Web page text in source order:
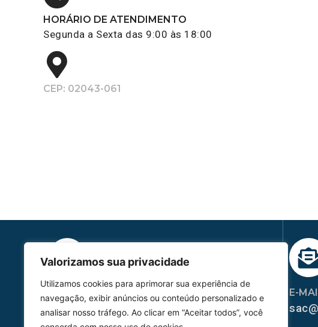
Valorizamos sua privacidade
Utilizamos cookies para aprimorar sua experiência de
navegação, exibir anúncios ou conteúdo personalizado e
analisar nosso tráfego. Ao clicar em “Aceitar todos”, você
HORÁRIO DE ATENDIMENTO
Segunda a Sexta das 9:00 às 18:00
CEP: 02043-061
HOMOLGAÇÃO
COM 2109-02/ANAC
E-